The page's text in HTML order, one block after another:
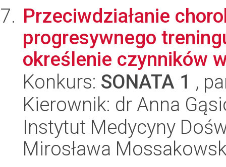
Przeciwdziałanie
progresywnego
określenie czynników
Konkurs: SONATA 1 ,
Kierownik: dr Anna
Instytut Medycyny
Mirosława